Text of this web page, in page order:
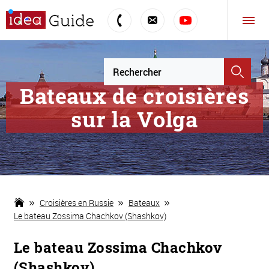
Bateaux de croisières
sur la Volga
Croisières en Russie
Bateaux
Le bateau Zossima Chachkov (Shashkov)
Le bateau Zossima Chachkov